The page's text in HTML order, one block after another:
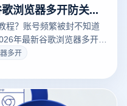
最新chrome多开教程：谷歌浏览器多开防关联攻略与安全矩阵运营指南
程？账号频繁被封不知道
年最新谷歌浏览器多开实
点，为您揭秘如何使用专
纹的物理隔离，彻底告别
卖都在用的高效防关联黑
多开